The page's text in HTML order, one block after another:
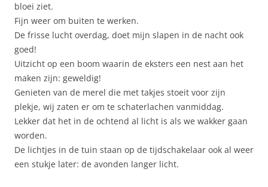
bloei ziet.
Fijn weer om buiten te werken.
De frisse lucht overdag, doet mijn slapen in de nacht ook
goed!
Uitzicht op een boom waarin de eksters een nest aan het
maken zijn: geweldig!
Genieten van de merel die met takjes stoeit voor zijn
plekje, wij zaten er om te schaterlachen vanmiddag.
Lekker dat het in de ochtend al licht is als we wakker gaan
worden.
De lichtjes in de tuin staan op de tijdschakelaar ook al weer
een stukje later: de avonden langer licht.